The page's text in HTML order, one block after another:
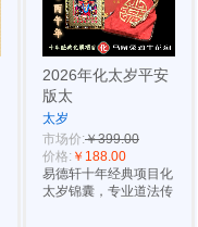
2026年化太岁平安
版太
太岁
市场价:￥399.00
价格: ￥188.00
易德轩十年经典项目化
太岁锦囊，专业道法传